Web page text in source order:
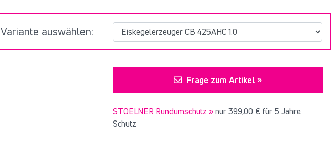
Variante auswählen:
Frage zum Artikel »
STOELNER Rundumschutz »nur399,00 € für 5 Jahre
Schutz